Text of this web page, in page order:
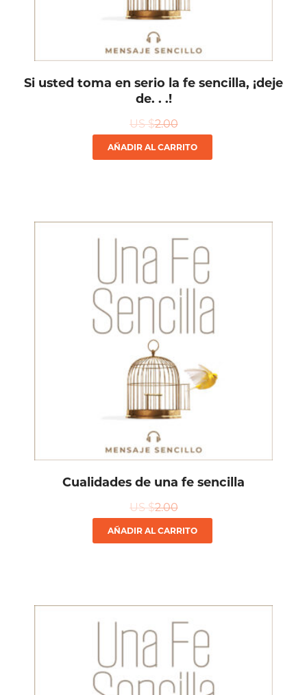
Si usted toma en serio la fe sencilla, ¡deje
de. . .!
US $2.00
AÑADIR AL CARRITO
Cualidades de una fe sencilla
US $2.00
AÑADIR AL CARRITO